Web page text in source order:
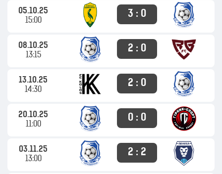
05.10.25
15:00
3 : 0
08.10.25
13:15
2 : 0
13.10.25
14:30
2 : 0
20.10.25
11:00
0 : 0
03.11.25
13:00
2 : 2